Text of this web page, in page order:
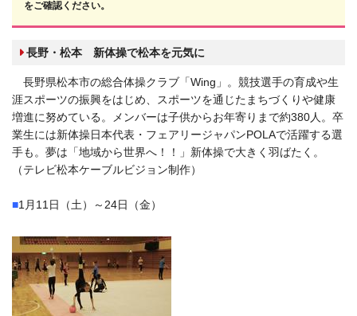
をご確認ください。
長野・松本 新体操で松本を元気に
長野県松本市の総合体操クラブ「Wing」。競技選手の育成や生
涯スポーツの振興をはじめ、スポーツを通じたまちづくりや健康
増進に努めている。メンバーは子供からお年寄りまで約380人。卒
業生には新体操日本代表・フェアリージャパンPOLAで活躍する選
手も。夢は「地域から世界へ！！」新体操で大きく羽ばたく。
（テレビ松本ケーブルビジョン制作）
■1月11日（土）～24日（金）